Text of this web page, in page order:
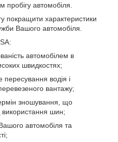
пробігу автомобіля.
покращити характеристики
Вашого автомобіля.
автомобілем в
швидкостях;
водія і
вантажу;
зношування, що
використання шин;
автомобіля та